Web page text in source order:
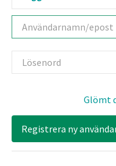
Användarnamn
Lösenord
Glömt
Registrera ny